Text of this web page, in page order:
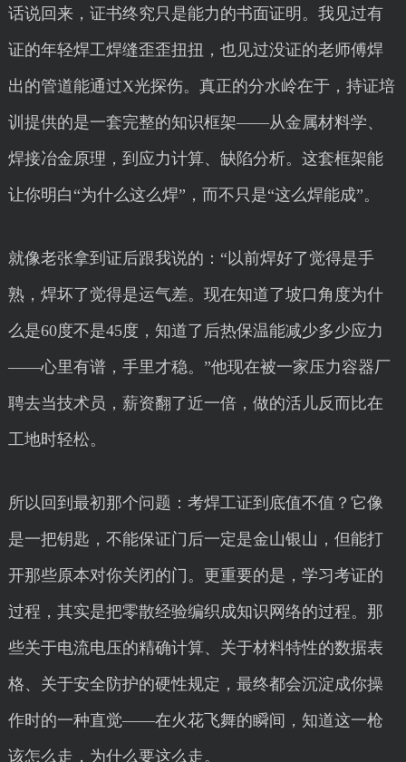
话说回来，证书终究只是能力的书面证明。我见过有
证的年轻焊工焊缝歪歪扭扭，也见过没证的老师傅焊
出的管道能通过X光探伤。真正的分水岭在于，持证培
训提供的是一套完整的知识框架——从金属材料学、
焊接冶金原理，到应力计算、缺陷分析。这套框架能
让你明白“为什么这么焊”，而不只是“这么焊能成”。
就像老张拿到证后跟我说的：“以前焊好了觉得是手
熟，焊坏了觉得是运气差。现在知道了坡口角度为什
么是60度不是45度，知道了后热保温能减少多少应力
——心里有谱，手里才稳。”他现在被一家压力容器厂
聘去当技术员，薪资翻了近一倍，做的活儿反而比在
工地时轻松。
所以回到最初那个问题：考焊工证到底值不值？它像
是一把钥匙，不能保证门后一定是金山银山，但能打
开那些原本对你关闭的门。更重要的是，学习考证的
过程，其实是把零散经验编织成知识网络的过程。那
些关于电流电压的精确计算、关于材料特性的数据表
格、关于安全防护的硬性规定，最终都会沉淀成你操
作时的一种直觉——在火花飞舞的瞬间，知道这一枪
该怎么走，为什么要这么走。